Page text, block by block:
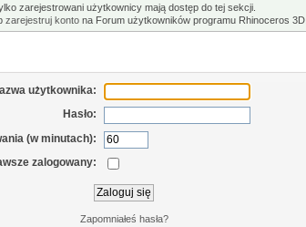
zarejestrowani użytkownicy mają dostęp do tej sekcji.
zarejestruj konto na Forum użytkowników programu Rhinoceros 3D.
użytkownika:
Hasło:
(w minutach):
zalogowany:
Zapomniałeś hasła?